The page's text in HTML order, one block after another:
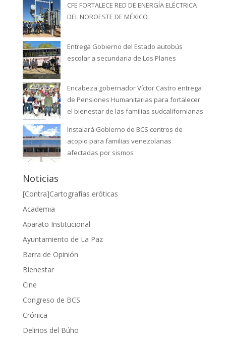
CFE FORTALECE RED DE ENERGÍA ELÉCTRICA
DEL NOROESTE DE MÉXICO
Entrega Gobierno del Estado autobús
escolar a secundaria de Los Planes
Encabeza gobernador Víctor Castro entrega
de Pensiones Humanitarias para fortalecer
el bienestar de las familias sudcalifornianas
Instalará Gobierno de BCS centros de
acopio para familias venezolanas
afectadas por sismos
Noticias
[Contra]Cartografías eróticas
Academia
Aparato Institucional
Ayuntamiento de La Paz
Barra de Opinión
Bienestar
Cine
Congreso de BCS
Crónica
Delirios del Búho